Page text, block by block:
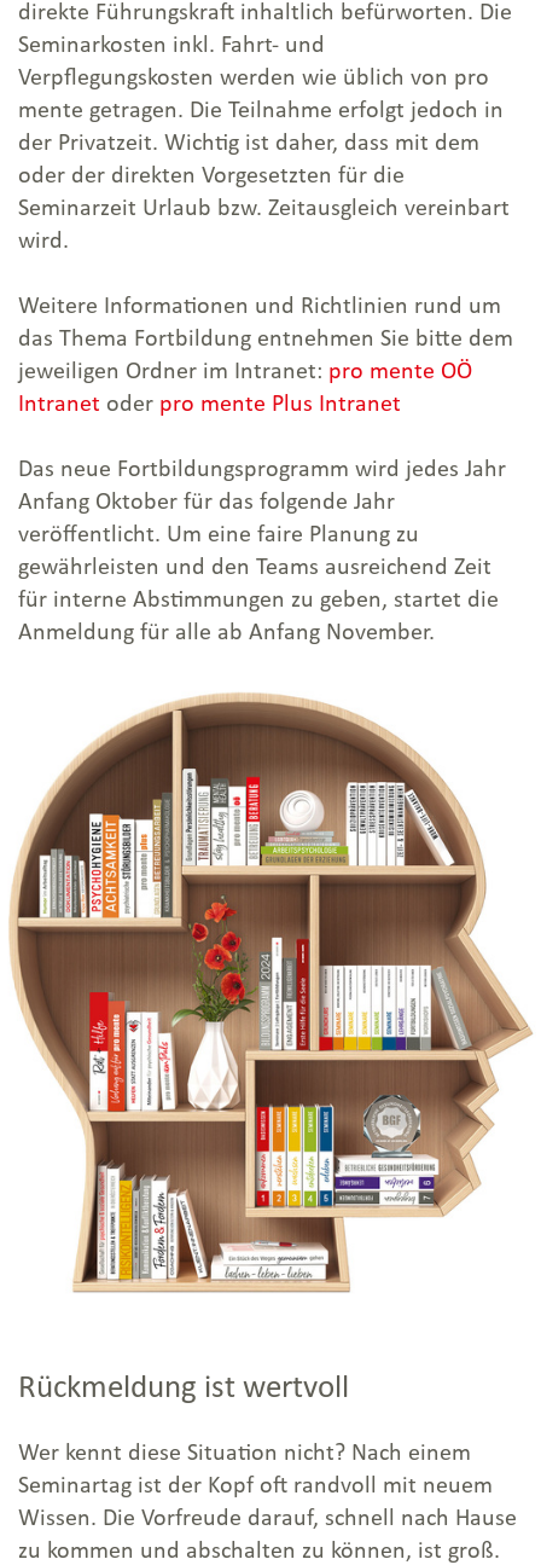
direkte Führungskraft inhaltlich befürworten. Die
Seminarkosten inkl. Fahrt- und
Verpflegungskosten werden wie üblich von pro
mente getragen. Die Teilnahme erfolgt jedoch in
der Privatzeit. Wichtig ist daher, dass mit dem
oder der direkten Vorgesetzten für die
Seminarzeit Urlaub bzw. Zeitausgleich vereinbart
wird.
Weitere Informationen und Richtlinien rund um
das Thema Fortbildung entnehmen Sie bitte dem
jeweiligen Ordner im Intranet: pro mente OÖ
Intranet oder pro mente Plus Intranet
Das neue Fortbildungsprogramm wird jedes Jahr
Anfang Oktober für das folgende Jahr
veröffentlicht. Um eine faire Planung zu
gewährleisten und den Teams ausreichend Zeit
für interne Abstimmungen zu geben, startet die
Anmeldung für alle ab Anfang November.
Rückmeldung ist wertvoll
Wer kennt diese Situation nicht? Nach einem
Seminartag ist der Kopf oft randvoll mit neuem
Wissen. Die Vorfreude darauf, schnell nach Hause
zu kommen und abschalten zu können, ist groß.